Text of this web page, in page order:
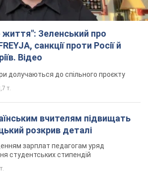
зарплат педагогам уряд
Трамп відповів на
щодо передачі Україні